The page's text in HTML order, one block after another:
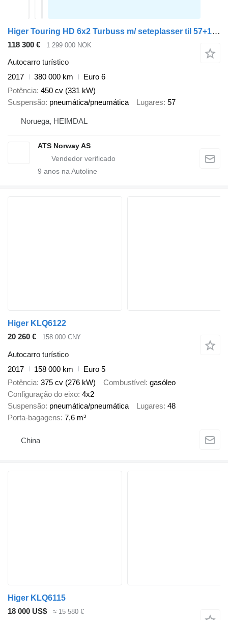
Higer Touring HD 6x2 Turbuss m/ seteplasser til 57+1+1 og Onspot
118 300 € 1 299 000 NOK
Autocarro turístico
2017
380 000 km
Euro 6
Potência 450 cv (331 kW)
Suspensão pneumática/pneumática Lugares 57
Noruega, HEIMDAL
ATS Norway AS
9 anos na Autoline
Higer KLQ6122
20 260 €
158 000 CN¥
Autocarro turístico
2017
158 000 km
Euro 5
Potência 375 cv (276 kW) Combustível gasóleo
Configuração do eixo 4x2
Suspensão pneumática/pneumática Lugares 48
Porta-bagagens 7,6 m³
China
Higer KLQ6115
18 000 US$
≈ 15 580 €